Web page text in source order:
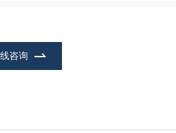
:这些型号没有配置金属导线架和材料线径补偿器.
咨询